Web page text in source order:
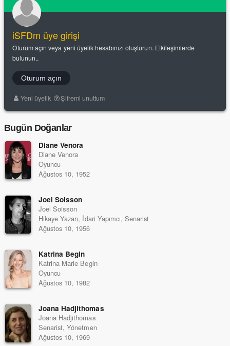
iSFDm üye girişi
Oturum açın veya yeni üyelik hesabınızı oluşturun. Etkileşimlerde
bulunun..
Oturum açın
Yeni üyelik Şifremi unuttum
Bugün Doğanlar
Diane Venora
Diane Venora
Oyuncu
Ağustos 10, 1952
Joel Soisson
Joel Soisson
Hikaye Yazarı, İdari Yapımcı, Senarist
Ağustos 10, 1956
Katrina Begin
Katrina Marie Begin
Oyuncu
Ağustos 10, 1982
Joana Hadjithomas
Joana Hadjithomas
Senarist, Yönetmen
Ağustos 10, 1969